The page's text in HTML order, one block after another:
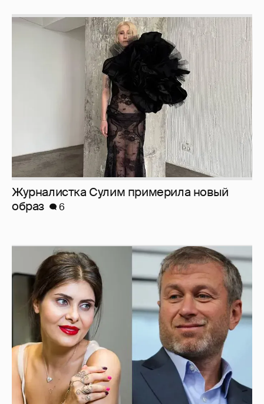
Журналистка Сулим примерила новый
И снова невеста 357